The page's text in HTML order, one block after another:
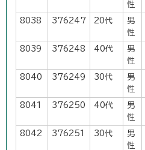
性
8038 376247 20代
男
性
8039 376248 40代
男
性
8040 376249 30代
男
性
8041 376250 40代
男
性
8042 376251 30代
男
性